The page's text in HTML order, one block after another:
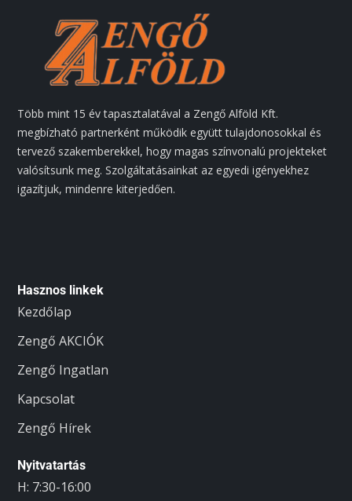
Több mint 15 év tapasztalatával a Zengő Alföld Kft.
megbízható partnerként működik együtt tulajdonosokkal és
tervező szakemberekkel, hogy magas színvonalú projekteket
valósítsunk meg. Szolgáltatásainkat az egyedi igényekhez
igazítjuk, mindenre kiterjedően.
Hasznos linkek
Kezdőlap
Zengő AKCIÓK
Zengő Ingatlan
Kapcsolat
Zengő Hírek
Nyitvatartás
H: 7:30-16:00